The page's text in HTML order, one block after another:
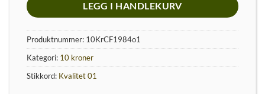
LEGG I HANDLEKURV
Produktnummer: 10KrCF1984o1
Kategori: 10 kroner
Stikkord: Kvalitet 01